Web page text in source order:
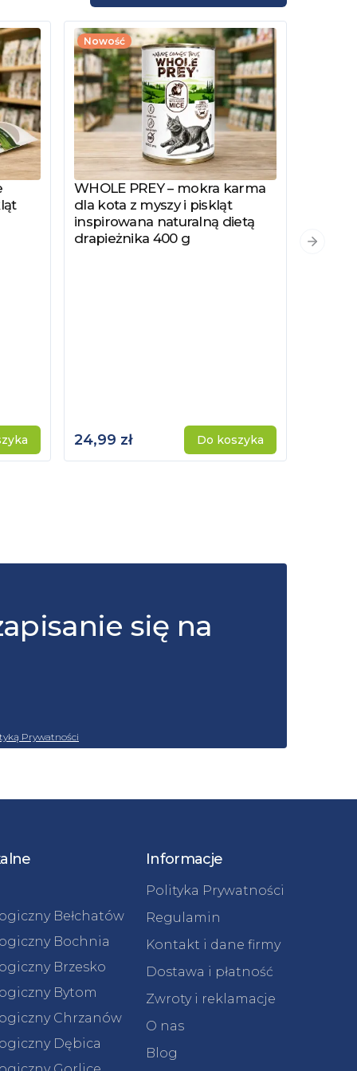
Nowość
Zobacz produkt
WHOLE PREY – mokra karma
dla kota z myszy i piskląt
inspirowana naturalną dietą
drapieżnika 400 g
24,99 zł Do koszyka
się na
Prywatności
Bełchatów
Bochnia
Brzesko
Bytom
Chrzanów
Dębica
Informacje
Polityka Prywatności
Regulamin
Kontakt i dane firmy
Dostawa i płatność
Zwroty i reklamacje
O nas
Blog